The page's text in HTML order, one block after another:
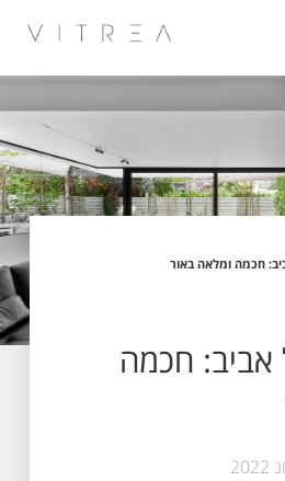
חכמה ומלאה באור
אביב: חכמה